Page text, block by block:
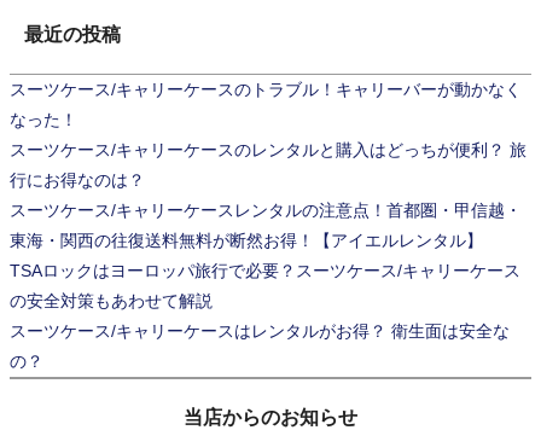
最近の投稿
スーツケース/キャリーケースのトラブル！キャリーバーが動かなく
なった！
スーツケース/キャリーケースのレンタルと購入はどっちが便利？ 旅
行にお得なのは？
スーツケース/キャリーケースレンタルの注意点！首都圏・甲信越・
東海・関西の往復送料無料が断然お得！【アイエルレンタル】
TSAロックはヨーロッパ旅行で必要？スーツケース/キャリーケース
の安全対策もあわせて解説
スーツケース/キャリーケースはレンタルがお得？ 衛生面は安全な
の？
当店からのお知らせ